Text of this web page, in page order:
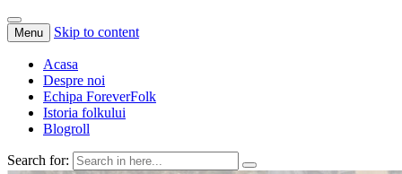
Menu Skip to content
Acasa
Despre noi
Echipa ForeverFolk
Istoria folkului
Blogroll
Search for: